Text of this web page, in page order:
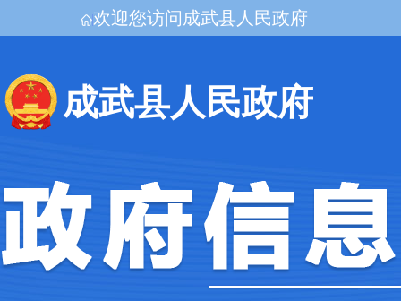
欢迎您访问成武县人民政府
成武县人民政府